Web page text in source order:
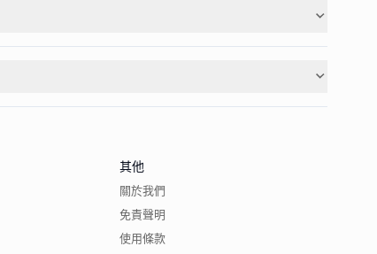
其他
關於我們
免責聲明
使用條款